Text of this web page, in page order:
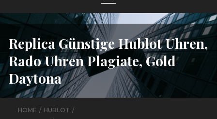
Replica Günstige Hublot Uhren,
Rado Uhren Plagiate, Gold
Daytona
HOME
HUBLOT